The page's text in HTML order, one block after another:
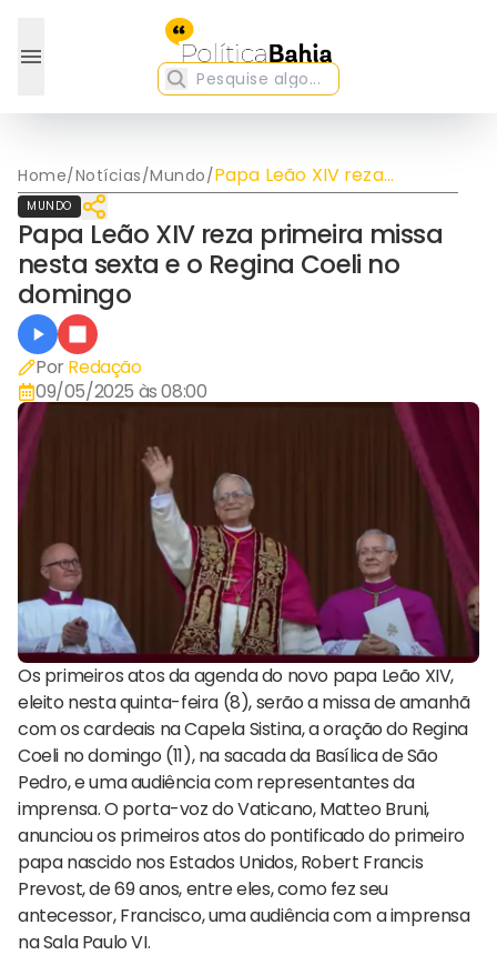
Home/Notícias/Mundo/Papa Leão XIV reza
primeira missa nesta sexta
e o Regina Coeli no
domingo
MUNDO
Papa Leão XIV reza primeira missa
nesta sexta e o Regina Coeli no
domingo
Por Redação
09/05/2025 às 08:00
Os primeiros atos da agenda do novo papa Leão XIV,
eleito nesta quinta-feira (8), serão a missa de amanhã
com os cardeais na Capela Sistina, a oração do Regina
Coeli no domingo (11), na sacada da Basílica de São
Pedro, e uma audiência com representantes da
imprensa. O porta-voz do Vaticano, Matteo Bruni,
anunciou os primeiros atos do pontificado do primeiro
papa nascido nos Estados Unidos, Robert Francis
Prevost, de 69 anos, entre eles, como fez seu
antecessor, Francisco, uma audiência com a imprensa
na Sala Paulo VI.